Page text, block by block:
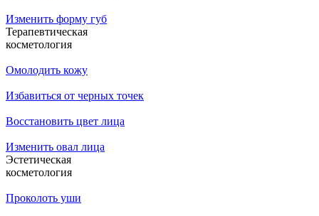
Изменить форму губ
Терапевтическая
косметология
Омолодить кожу
Избавиться от черных точек
Восстановить цвет лица
Изменить овал лица
Эстетическая
косметология
Проколоть уши